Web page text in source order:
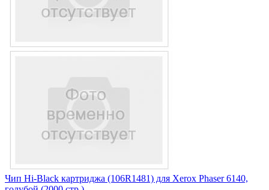
Чип Hi-Black картриджа (106R1481) для Xerox Phaser 6140,